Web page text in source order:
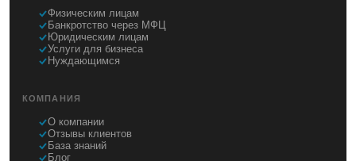
Физическим лицам
Банкротство через МФЦ
Юридическим лицам
Услуги для бизнеса
Нуждающимся
КОМПАНИЯ
О компании
Отзывы клиентов
База знаний
Блог